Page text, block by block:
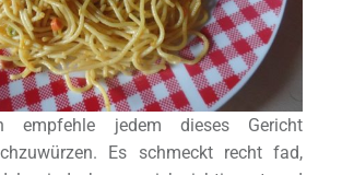
empfehle jedem dieses Gericht
Es schmeckt recht fad,